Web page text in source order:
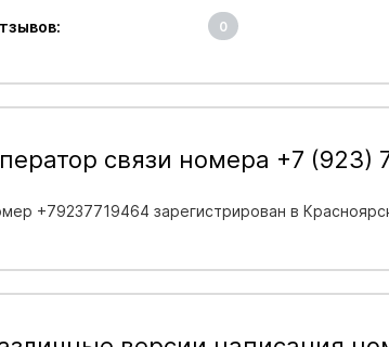
0
связи номера +7 (923)
+79237719464 зарегистрирован в